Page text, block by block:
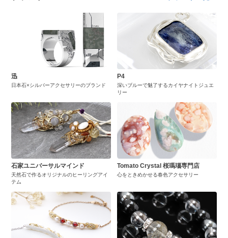
迅
日本石×シルバーアクセサリーのブランド
P4
深いブルーで魅了するカイヤナイトジュエ
リー
石家ユニバーサルマインド
天然石で作るオリジナルのヒーリングアイ
テム
Tomato Crystal 桜瑪瑙専門店
心をときめかせる春色アクセサリー